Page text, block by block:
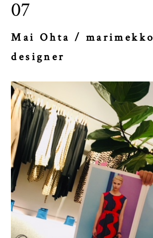
07
Mai Ohta / marimekko
designer